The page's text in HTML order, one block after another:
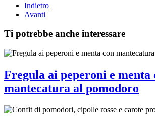
Indietro
Avanti
Ti potrebbe anche interessare
Fregula ai peperoni e menta
mantecatura al pomodoro